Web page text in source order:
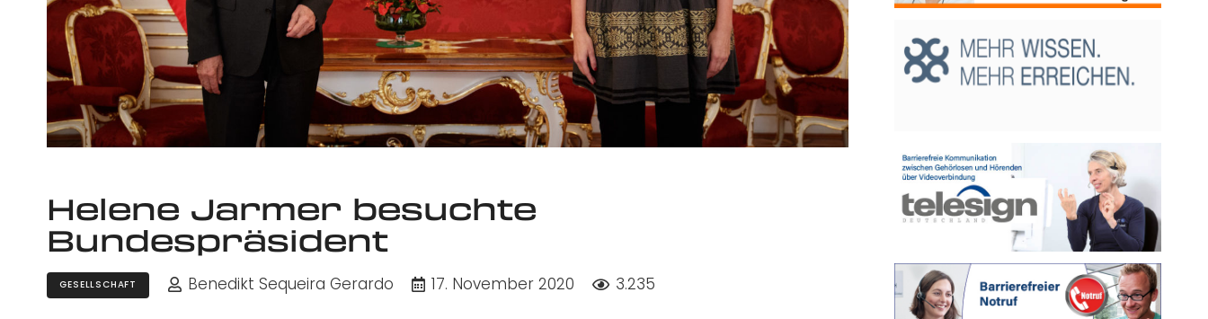
Helene Jarmer besuchte
Bundespräsident
GESELLSCHAFT Benedikt Sequeira Gerardo 17. November 2020 3.235